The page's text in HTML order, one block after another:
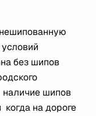
без шипов
наличие шипов
на дороге